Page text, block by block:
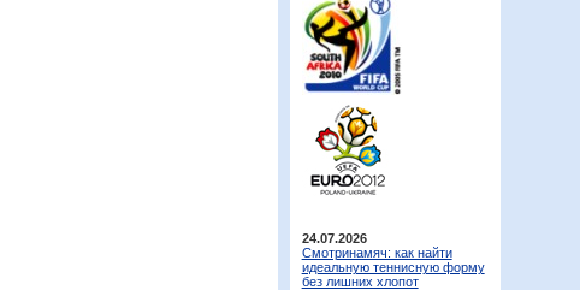
24.07.2026
Смотринамяч: как найти
идеальную теннисную форму
без лишних хлопот